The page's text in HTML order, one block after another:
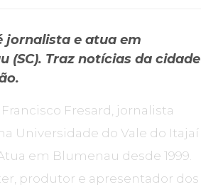
jornalista e atua em
(SC). Traz notícias da cidade
Fresard, jornalista
Universidade do Vale do Itajaí
em Blumenau desde 1999.
produtor e apresentador dos